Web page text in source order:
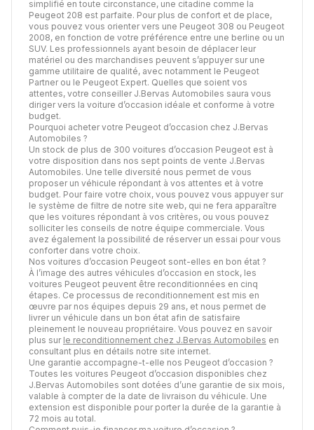
simplifié en toute circonstance, une citadine comme la
Peugeot 208 est parfaite. Pour plus de confort et de place,
vous pouvez vous orienter vers une Peugeot 308 ou Peugeot
2008, en fonction de votre préférence entre une berline ou un
SUV. Les professionnels ayant besoin de déplacer leur
matériel ou des marchandises peuvent s’appuyer sur une
gamme utilitaire de qualité, avec notamment le Peugeot
Partner ou le Peugeot Expert. Quelles que soient vos
attentes, votre conseiller J.Bervas Automobiles saura vous
diriger vers la voiture d’occasion idéale et conforme à votre
budget.
Pourquoi acheter votre Peugeot d’occasion chez J.Bervas
Automobiles ?
Un stock de plus de 300 voitures d’occasion Peugeot est à
votre disposition dans nos sept points de vente J.Bervas
Automobiles. Une telle diversité nous permet de vous
proposer un véhicule répondant à vos attentes et à votre
budget. Pour faire votre choix, vous pouvez vous appuyer sur
le système de filtre de notre site web, qui ne fera apparaître
que les voitures répondant à vos critères, ou vous pouvez
solliciter les conseils de notre équipe commerciale. Vous
avez également la possibilité de réserver un essai pour vous
conforter dans votre choix.
Nos voitures d’occasion Peugeot sont-elles en bon état ?
À l’image des autres véhicules d’occasion en stock, les
voitures Peugeot peuvent être reconditionnées en cinq
étapes. Ce processus de reconditionnement est mis en
œuvre par nos équipes depuis 29 ans, et nous permet de
livrer un véhicule dans un bon état afin de satisfaire
pleinement le nouveau propriétaire. Vous pouvez en savoir
plus sur le reconditionnement chez J.Bervas Automobiles en
consultant plus en détails notre site internet.
Une garantie accompagne-t-elle nos Peugeot d’occasion ?
Toutes les voitures Peugeot d’occasion disponibles chez
J.Bervas Automobiles sont dotées d’une garantie de six mois,
valable à compter de la date de livraison du véhicule. Une
extension est disponible pour porter la durée de la garantie à
72 mois au total.